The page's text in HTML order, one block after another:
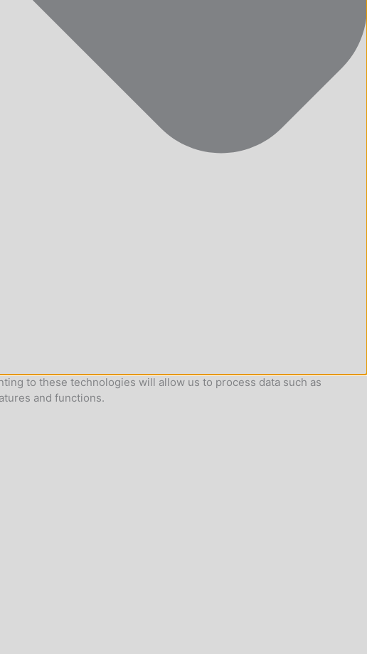
to these technologies will allow us to process data such as
and functions.